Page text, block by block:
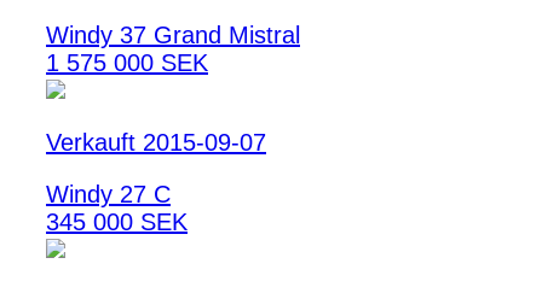
Windy 37 Grand Mistral
1 575 000 SEK
Verkauft 2015-09-07
Windy 27 C
345 000 SEK